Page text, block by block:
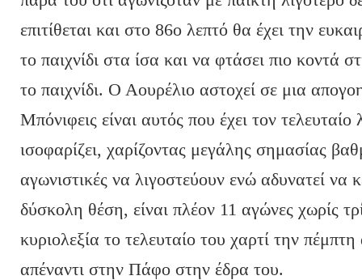
επιτίθεται και στο 86ο λεπτό θα έχει την
το παιχνίδι στα ίσα και να φτάσει πιο κοντά
το παιχνίδι. Ο Αουρέλιο αστοχεί σε μια
Μπόνιφεις είναι αυτός που έχει τον
ισοφαρίζει, χαρίζοντας μεγάλης σημασίας
αγωνιστικές να λιγοστεύουν ενώ αδυνατεί να
δύσκολη θέση, είναι πλέον 11 αγώνες χωρίς
κυριολεξία το τελευταίο του χαρτί την
απέναντι στην Πάφο στην έδρα του.